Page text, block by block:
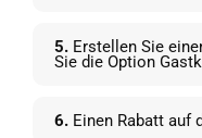
5. Erstellen Sie
Sie die Option
6. Einen Rabatt auf